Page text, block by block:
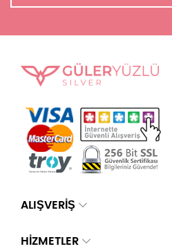
ALIŞVERİŞ
HİZMETLER